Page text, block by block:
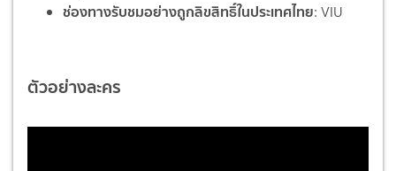
ช่องทางรับชมอย่างถูกลิขสิทธิ์ในประเทศไทย: VIU
ตัวอย่างละคร